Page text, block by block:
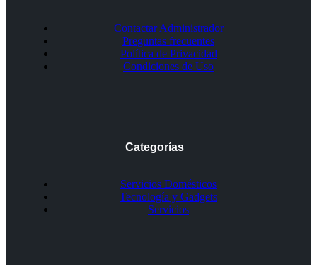
Contactar Administrador
Preguntas frecuentes
Política de Privacidad
Condiciones de Uso
Categorías
Servicios Domésticos
Tecnología y Gadgets
Servicios